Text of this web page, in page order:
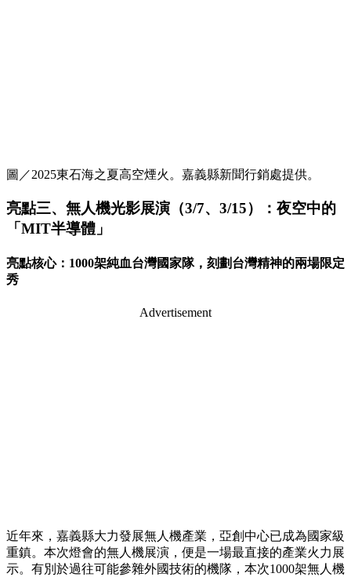
圖／2025東石海之夏高空煙火。嘉義縣新聞行銷處提供。
亮點三、無人機光影展演（3/7、3/15）：夜空中的
「MIT半導體」
亮點核心：1000架純血台灣國家隊，刻劃台灣精神的兩場限定
秀
Advertisement
近年來，嘉義縣大力發展無人機產業，亞創中心已成為國家級
重鎮。本次燈會的無人機展演，便是一場最直接的產業火力展
示。有別於過往可能參雜外國技術的機隊，本次1000架無人機